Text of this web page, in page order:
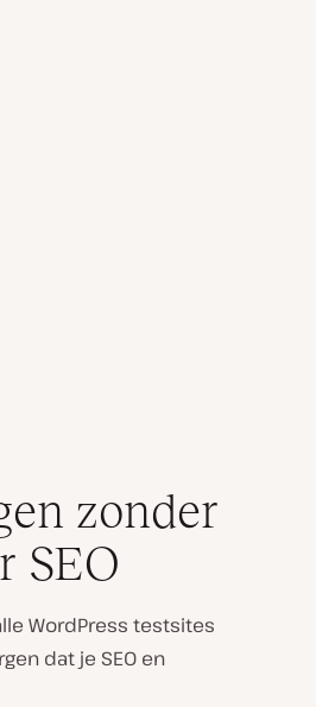
zonder
SEO
WordPress testsites
dat je SEO en